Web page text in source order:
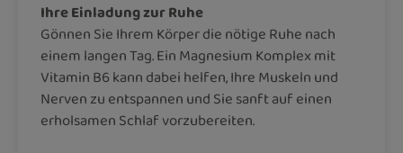
Ihre Einladung zur Ruhe
Gönnen Sie Ihrem Körper die nötige Ruhe nach
einem langen Tag. Ein Magnesium Komplex mit
Vitamin B6 kann dabei helfen, Ihre Muskeln und
Nerven zu entspannen und Sie sanft auf einen
erholsamen Schlaf vorzubereiten.